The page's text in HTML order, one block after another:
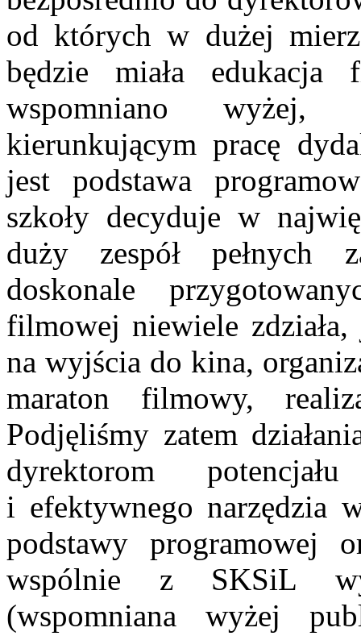
od których w dużej
będzie miała
wspomniano wyżej,
kierunkującym pracę
jest podstawa
szkoły decyduje w
duży zespół pełnych
doskonale
filmowej niewiele
na wyjścia do kina,
maraton filmowy,
Podjęliśmy zatem
dyrektorom
i efektywnego narzędzia
podstawy programowej
wspólnie z SKSiL
(wspomniana wyżej